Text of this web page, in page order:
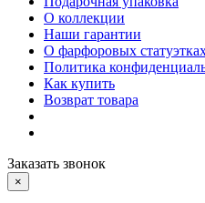
О коллекции
Наши гарантии
О фарфоровых
Политика
Как купить
Возврат товара
Заказать звонок
×